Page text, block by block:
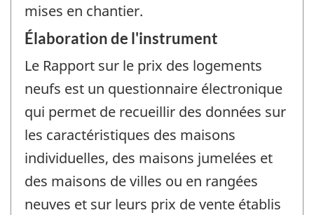
mises en chantier.
Élaboration de l'instrument
Le Rapport sur le prix des logements
neufs est un questionnaire électronique
qui permet de recueillir des données sur
les caractéristiques des maisons
individuelles, des maisons jumelées et
des maisons de villes ou en rangées
neuves et sur leurs prix de vente établis